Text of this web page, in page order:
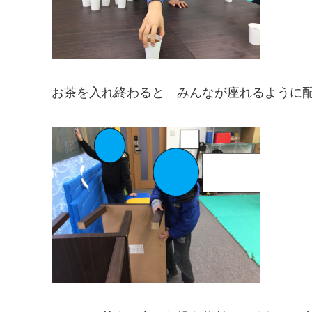
お茶を入れ終わると みんなが座れるように